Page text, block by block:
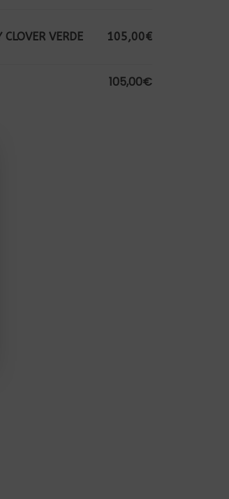
VERDE 105,00€
105,00€